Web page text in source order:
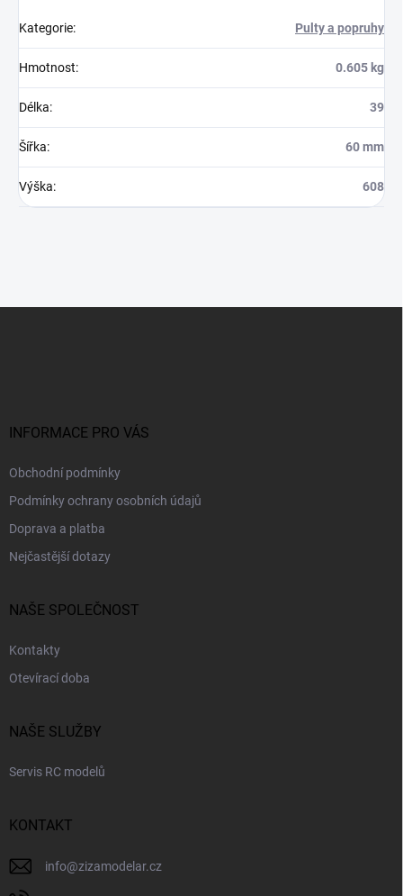
Kategorie: Pulty a popruhy
Hmotnost: 0.605 kg
Délka: 39
Šířka: 60 mm
Výška: 608
INFORMACE PRO VÁS
Obchodní podmínky
Podmínky ochrany osobních údajů
Doprava a platba
Nejčastější dotazy
NAŠE SPOLEČNOST
Kontakty
Otevírací doba
NAŠE SLUŽBY
Servis RC modelů
KONTAKT
info@zizamodelar.cz